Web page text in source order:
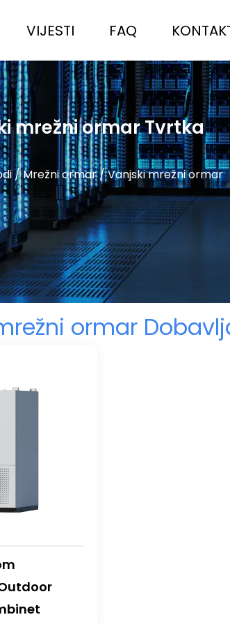
VIJESTI FAQ
mrežni ormar Tvrtka
/Mrežni ormar/Vanjski mrežni ormar
ormar